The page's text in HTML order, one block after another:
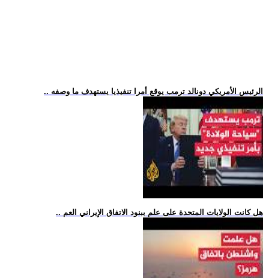
.. الرئيس الأمريكي دونالد ترمب يوقع أمرا تنفيذيا يستهدف ما وصفه
.. هل كانت الولايات المتحدة على علم ببنود الاتفاق الإيراني العم